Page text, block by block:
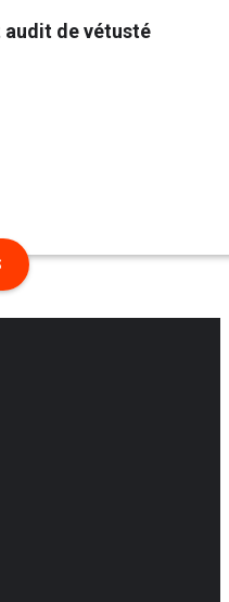
de vétusté